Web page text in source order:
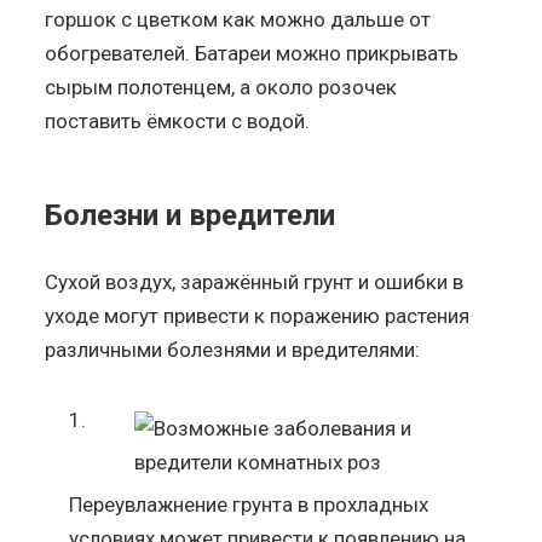
горшок с цветком как можно дальше от
обогревателей. Батареи можно прикрывать
сырым полотенцем, а около розочек
поставить ёмкости с водой.
Болезни и вредители
Сухой воздух, заражённый грунт и ошибки в
уходе могут привести к поражению растения
различными болезнями и вредителями:
Переувлажнение грунта в прохладных